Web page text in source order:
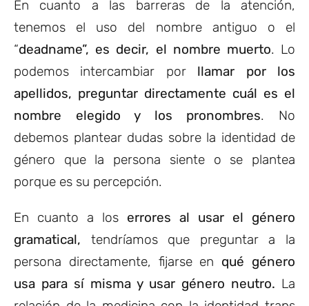
En cuanto a las barreras de la atención,
tenemos el uso del nombre antiguo o el
“deadname”, es decir, el nombre muerto. Lo
podemos intercambiar por llamar por los
apellidos, preguntar directamente cuál es el
nombre elegido y los pronombres. No
debemos plantear dudas sobre la identidad de
género que la persona siente o se plantea
porque es su percepción.
En cuanto a los errores al usar el género
gramatical, tendríamos que preguntar a la
persona directamente, fijarse en qué género
usa para sí misma y usar género neutro. La